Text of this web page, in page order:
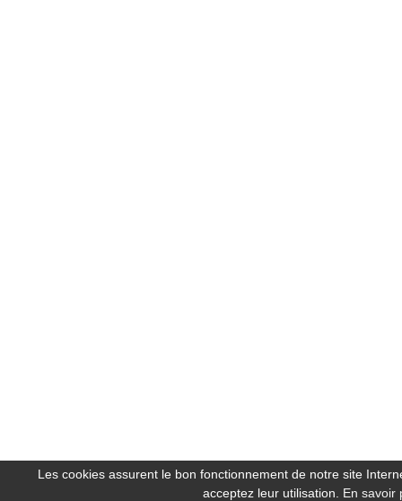
Les cookies assurent le bon fonctionnement de notre site
acceptez leur utilisation. En savoir